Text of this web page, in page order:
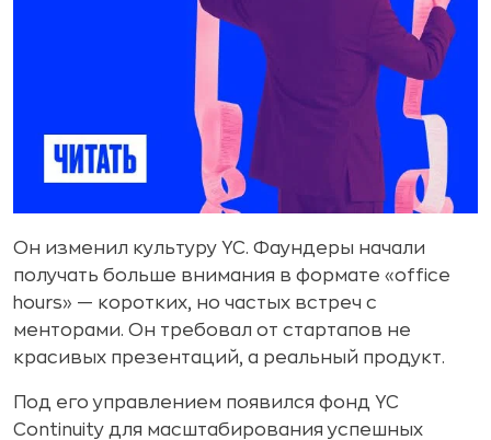
Он изменил культуру YC. Фаундеры начали
получать больше внимания в формате «office
hours» — коротких, но частых встреч с
менторами. Он требовал от стартапов не
красивых презентаций, а реальный продукт.
Под его управлением появился фонд YC
Continuity для масштабирования успешных